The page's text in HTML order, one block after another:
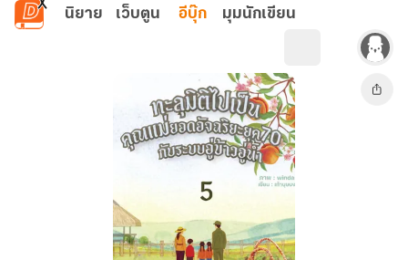
ข้ามไปยังเนื้อหาหลัก
นิยาย เว็บตูน อีบุ๊ก มุมนักเขียน